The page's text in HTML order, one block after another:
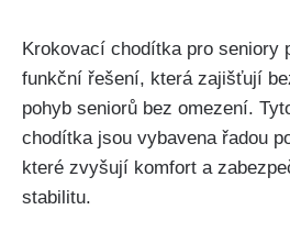
Krokovací chodítka pro seniory
funkční řešení, která zajišťují
pohyb seniorů bez omezení.
chodítka jsou vybavena řadou
které zvyšují komfort a
stabilitu.